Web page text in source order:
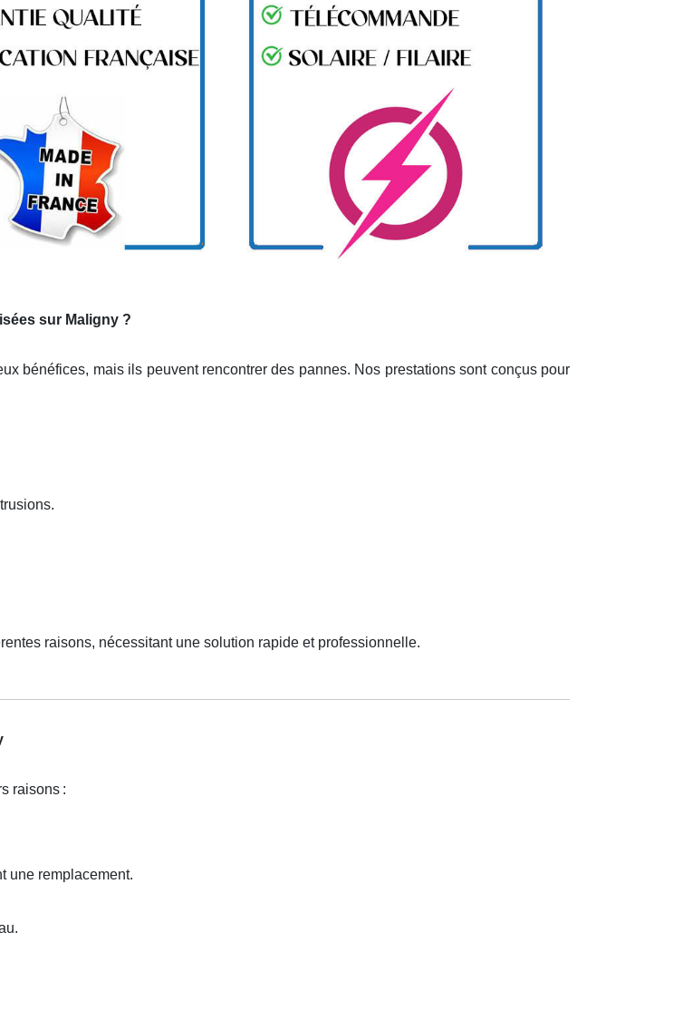
sur Maligny ?
bénéfices, mais ils peuvent rencontrer des pannes. Nos prestations sont conçus pour
raisons, nécessitant une solution rapide et professionnelle.
raisons :
une remplacement.